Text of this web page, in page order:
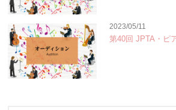
2023/05/11
第40回 JPTA・ピ